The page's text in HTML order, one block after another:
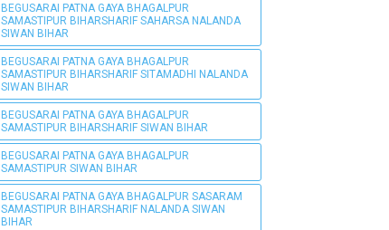
BEGUSARAI PATNA GAYA BHAGALPUR
SAMASTIPUR BIHARSHARIF SAHARSA NALANDA
SIWAN BIHAR
BEGUSARAI PATNA GAYA BHAGALPUR
SAMASTIPUR BIHARSHARIF SITAMADHI NALANDA
SIWAN BIHAR
BEGUSARAI PATNA GAYA BHAGALPUR
SAMASTIPUR BIHARSHARIF SIWAN BIHAR
BEGUSARAI PATNA GAYA BHAGALPUR
SAMASTIPUR SIWAN BIHAR
BEGUSARAI PATNA GAYA BHAGALPUR SASARAM
SAMASTIPUR BIHARSHARIF NALANDA SIWAN
BIHAR